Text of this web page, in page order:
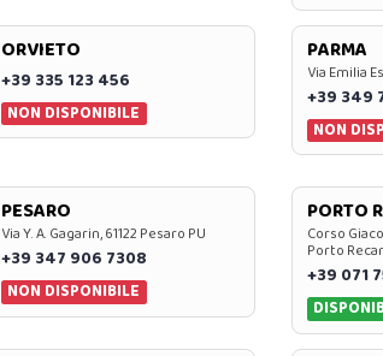
ORVIETO
+39 335 123 456
NON DISPONIBILE
PARMA
Via Emilia
+39 349
NON
PESARO
Via Y. A. Gagarin, 61122 Pesaro PU
+39 347 906 7308
NON DISPONIBILE
PORTO
Corso
Porto
+39 071